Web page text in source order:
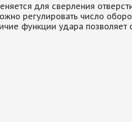
для сверления
регулировать число
функции удара